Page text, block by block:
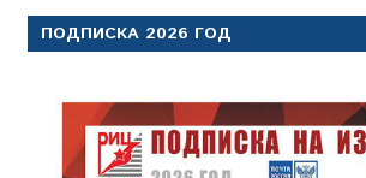
ПОДПИСКА 2026 ГОД